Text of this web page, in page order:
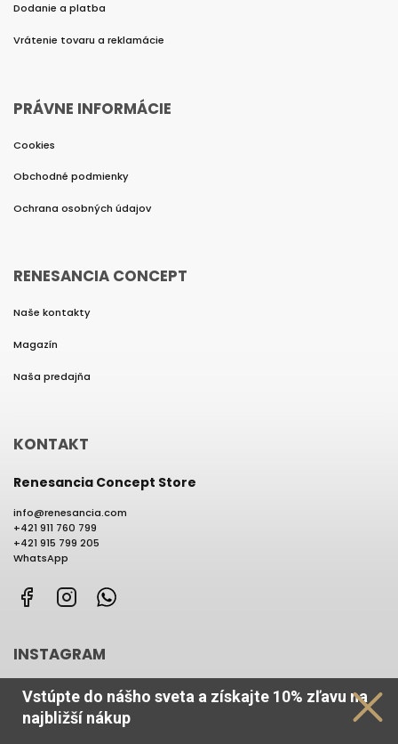
Dodanie a platba
Vrátenie tovaru a reklamácie
PRÁVNE INFORMÁCIE
Cookies
Obchodné podmienky
Ochrana osobných údajov
RENESANCIA CONCEPT
Naše kontakty
Magazín
Naša predajňa
KONTAKT
Renesancia Concept Store
info@renesancia.com
+421 911 760 799
+421 915 799 205
WhatsApp
FacebookInstagram
INSTAGRAM
Vstúpte do nášho sveta a získajte 10% zľavu na
najbližší nákup